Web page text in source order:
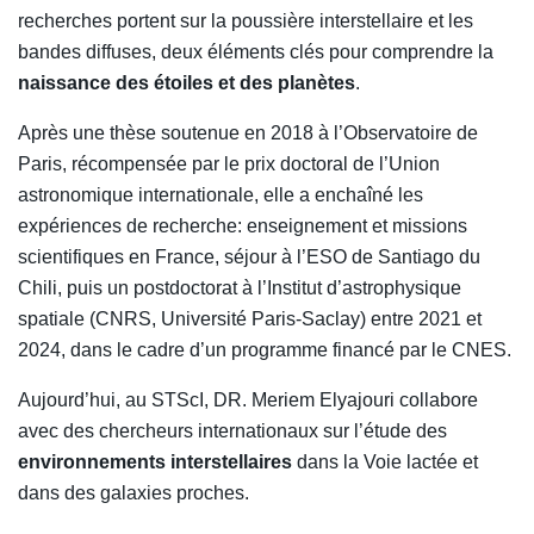
recherches portent sur la poussière interstellaire et les
bandes diffuses, deux éléments clés pour comprendre la
naissance des étoiles et des planètes.
Après une thèse soutenue en 2018 à l’Observatoire de
Paris, récompensée par le prix doctoral de l’Union
astronomique internationale, elle a enchaîné les
expériences de recherche: enseignement et missions
scientifiques en France, séjour à l’ESO de Santiago du
Chili, puis un postdoctorat à l’Institut d’astrophysique
spatiale (CNRS, Université Paris-Saclay) entre 2021 et
2024, dans le cadre d’un programme financé par le CNES.
Aujourd’hui, au STScI, DR. Meriem Elyajouri collabore
avec des chercheurs internationaux sur l’étude des
environnements interstellaires dans la Voie lactée et
dans des galaxies proches.